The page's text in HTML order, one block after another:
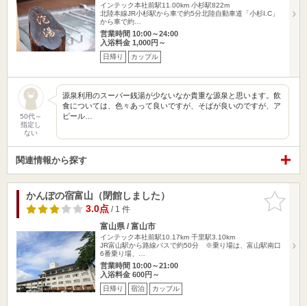
インテック本社前駅11.00km 小杉駅822m
北陸本線JR小杉駅から車で約5分北陸自動車道「小杉I.C」
から車で約…
営業時間 10:00～24:00
入浴料金 1,000円～
日帰り カップル
50代～
指定し
ない
源泉利用のスーパー銭湯が少ないなか貴重な源泉と思います。飲
食については、色々あって良いですが、そばが良いのですが、ア
ピール…
関連情報から探す
お気に入
りに追加
かんぽの宿富山（閉館しました）
3.0点/ 1 件
富山県 / 富山市
インテック本社前駅10.17km 千里駅3.10km
JR富山駅から路線バスで約50分 ※乗り場は、富山駅南口
6番乗り場、…
営業時間 10:00～21:00
入浴料金 600円～
日帰り 宿泊 カップル